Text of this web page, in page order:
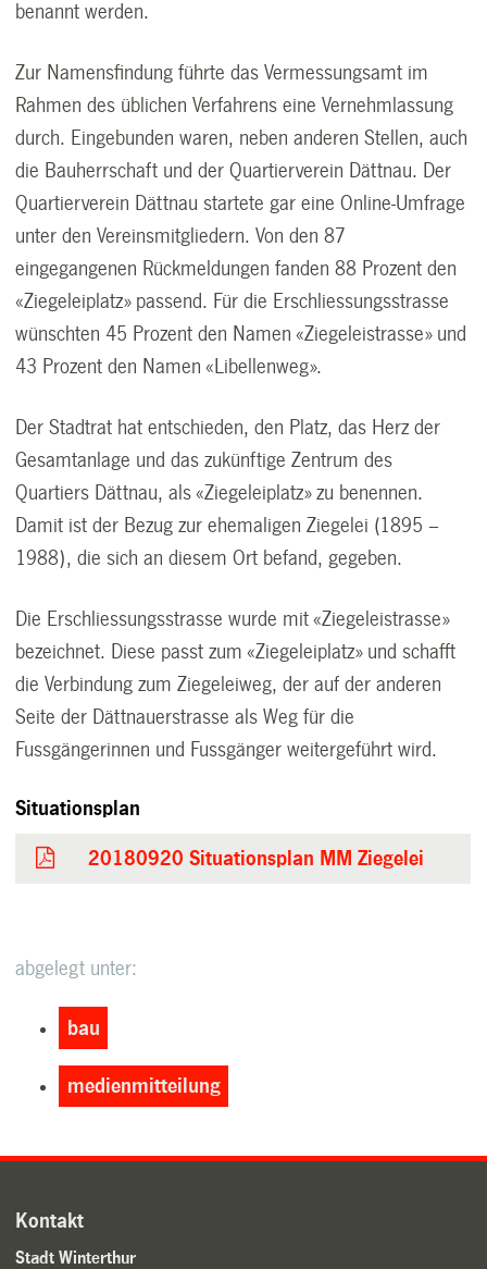
benannt werden.
Zur Namensfindung führte das Vermessungsamt im
Rahmen des üblichen Verfahrens eine Vernehmlassung
durch. Eingebunden waren, neben anderen Stellen, auch
die Bauherrschaft und der Quartierverein Dättnau. Der
Quartierverein Dättnau startete gar eine Online-Umfrage
unter den Vereinsmitgliedern. Von den 87
eingegangenen Rückmeldungen fanden 88 Prozent den
«Ziegeleiplatz» passend. Für die Erschliessungsstrasse
wünschten 45 Prozent den Namen «Ziegeleistrasse» und
43 Prozent den Namen «Libellenweg».
Der Stadtrat hat entschieden, den Platz, das Herz der
Gesamtanlage und das zukünftige Zentrum des
Quartiers Dättnau, als «Ziegeleiplatz» zu benennen.
Damit ist der Bezug zur ehemaligen Ziegelei (1895 –
1988), die sich an diesem Ort befand, gegeben.
Die Erschliessungsstrasse wurde mit «Ziegeleistrasse»
bezeichnet. Diese passt zum «Ziegeleiplatz» und schafft
die Verbindung zum Ziegeleiweg, der auf der anderen
Seite der Dättnauerstrasse als Weg für die
Fussgängerinnen und Fussgänger weitergeführt wird.
Situationsplan
20180920 Situationsplan MM Ziegelei
abgelegt unter:
bau
medienmitteilung
Kontakt
Stadt Winterthur